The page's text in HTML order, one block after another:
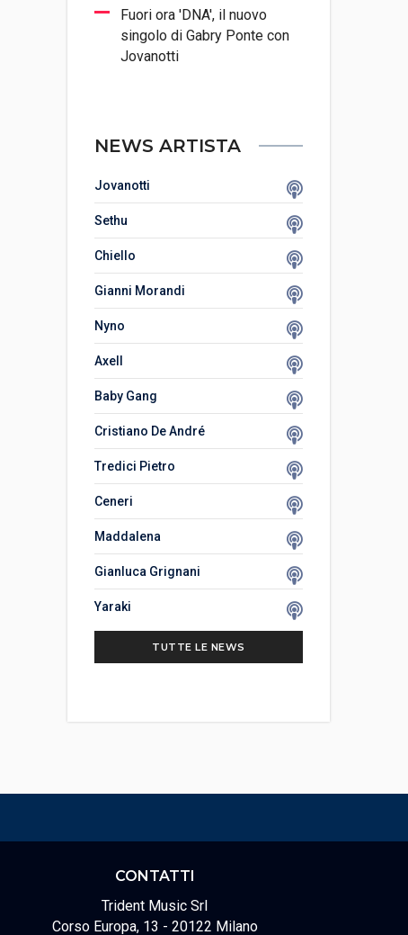
Fuori ora 'DNA', il nuovo
singolo di Gabry Ponte con
Jovanotti
NEWS ARTISTA
Jovanotti
Sethu
Chiello
Gianni Morandi
Nyno
Axell
Baby Gang
Cristiano De André
Tredici Pietro
Ceneri
Maddalena
Gianluca Grignani
Yaraki
TUTTE LE NEWS
CONTATTI
Trident Music Srl
Corso Europa, 13 - 20122 Milano